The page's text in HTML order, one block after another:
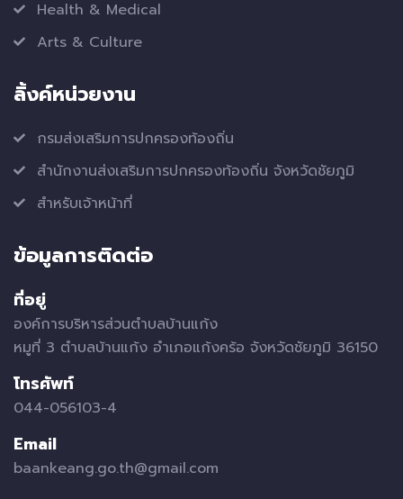
Health & Medical
Arts & Culture
ลิ้งค์หน่วยงาน
กรมส่งเสริมการปกครองท้องถิ่น
สำนักงานส่งเสริมการปกครองท้องถิ่น จังหวัดชัยภูมิ
สำหรับเจ้าหน้าที่
ข้อมูลการติดต่อ
ที่อยู่
องค์การบริหารส่วนตำบลบ้านแก้ง
หมูที่ 3 ตำบลบ้านแก้ง อำเภอแก้งคร้อ จังหวัดชัยภูมิ 36150
โทรศัพท์
044-056103-4
Email
baankeang.go.th@gmail.com